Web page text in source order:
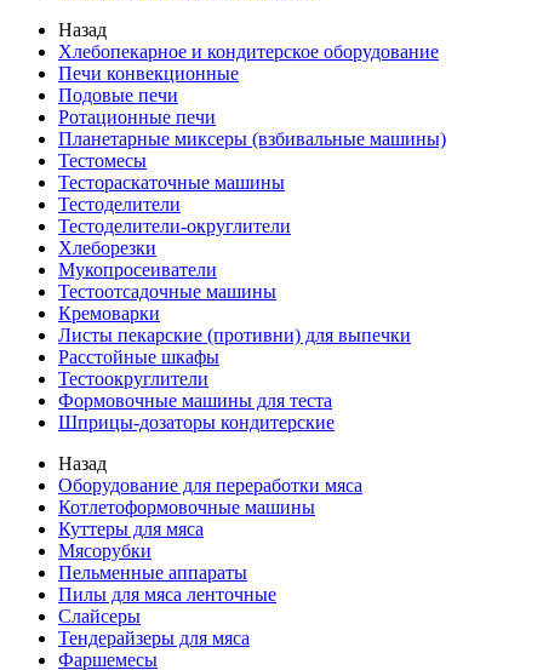
Назад
Хлебопекарное и кондитерское оборудование
Печи конвекционные
Подовые печи
Ротационные печи
Планетарные миксеры (взбивальные машины)
Тестомесы
Тестораскаточные машины
Тестоделители
Тестоделители-округлители
Хлеборезки
Мукопросеиватели
Тестоотсадочные машины
Кремоварки
Листы пекарские (противни) для выпечки
Расстойные шкафы
Тестоокруглители
Формовочные машины для теста
Шприцы-дозаторы кондитерские
Назад
Оборудование для переработки мяса
Котлетоформовочные машины
Куттеры для мяса
Мясорубки
Пельменные аппараты
Пилы для мяса ленточные
Слайсеры
Тендерайзеры для мяса
Фаршемесы